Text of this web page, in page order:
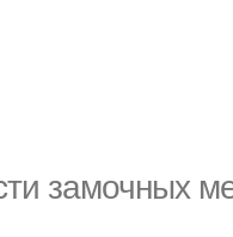
замочных